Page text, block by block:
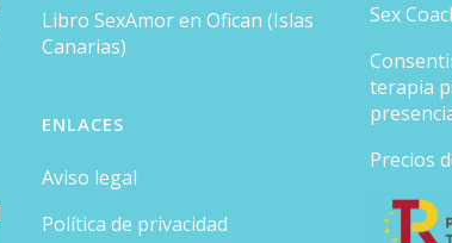
Libro SexAmor en Ofican (Islas
Canarias)
ENLACES
Aviso legal
Política de privacidad
Sex
terapia
Precios